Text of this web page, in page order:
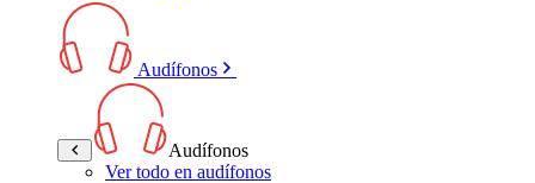
Audífonos
Audífonos
Ver todo en audífonos